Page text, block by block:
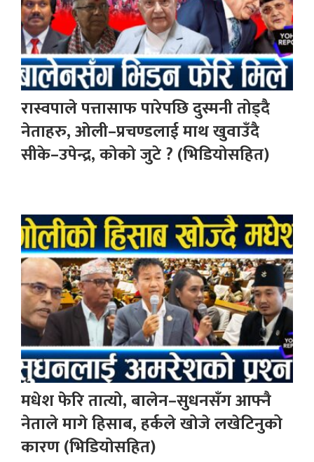
रास्वपाले पत्तासाफ पारेपछि दुस्मनी तोड्दै
नेताहरु, ओली–प्रचण्डलाई माथ खुवाउँदै
सीके–उपेन्द्र, कोको जुटे ? (भिडियोसहित)
मधेश फेरि तात्यो, बालेन–सुधनसँग आफ्नै
नेताले मागे हिसाब, हर्कले खोजे लखेटिनुको
कारण (भिडियोसहित)